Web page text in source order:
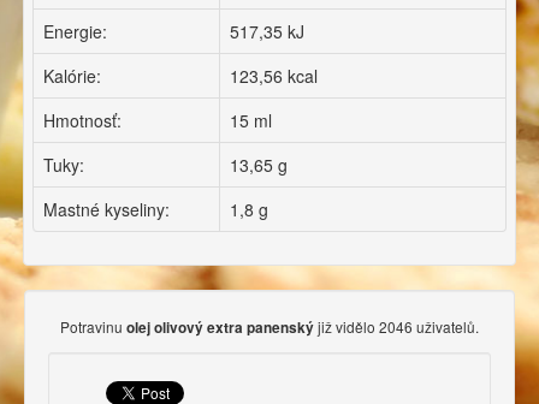
Energie:
517,35 kJ
Kalórie:
123,56 kcal
Hmotnosť:
15 ml
Tuky:
13,65 g
Mastné kyseliny:
1,8 g
Potravinu olej olivový extra panenskýjiž vidělo 2046 uživatelů.